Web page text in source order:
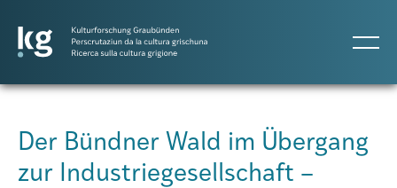
Atlas GR
Der Bündner Wald im Übergang
zur Industriegesellschaft –